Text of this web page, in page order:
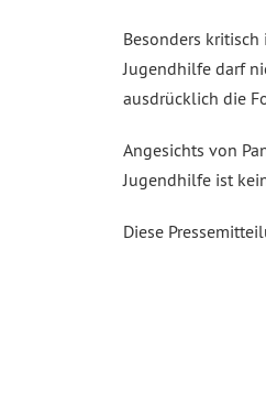
Besonders
Jugendhilfe darf
ausdrücklich die
Angesichts von
Jugendhilfe ist
Diese